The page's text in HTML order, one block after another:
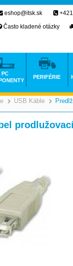
>
USB Káble
eshop@itsk.sk
Často kladené otázky
PC
PERIFÉRIE